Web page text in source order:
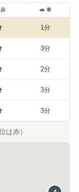
歩 🚗 車
1分
3分
2分
3分
3分
は赤）